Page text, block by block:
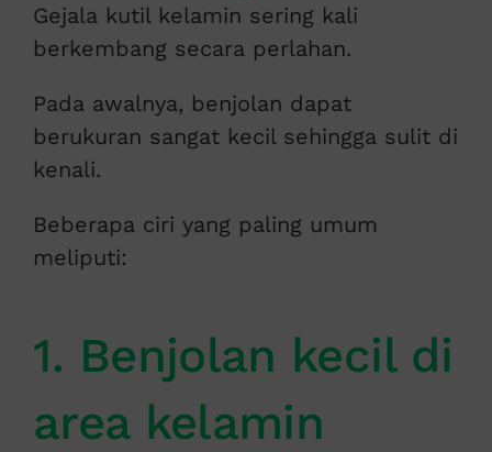
Gejala kutil kelamin sering kali
berkembang secara perlahan.
Pada awalnya, benjolan dapat
berukuran sangat kecil sehingga sulit di
kenali.
Beberapa ciri yang paling umum
meliputi:
1. Benjolan kecil di
area kelamin